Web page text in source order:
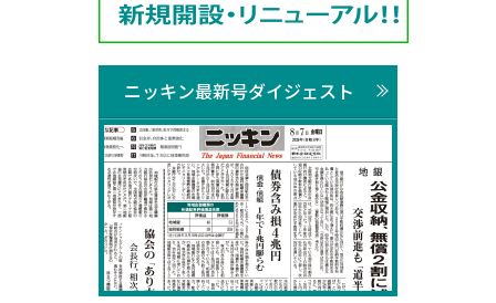
ニッキン最新号ダイジェスト